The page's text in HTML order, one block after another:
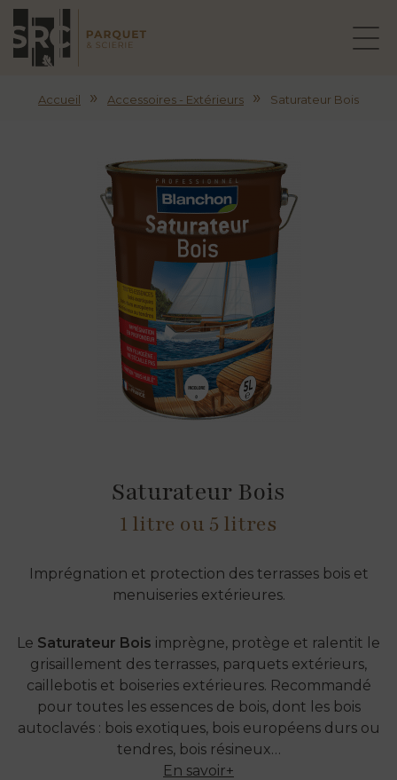
Accueil » Accessoires - Extérieurs » Saturateur Bois
Saturateur Bois
1 litre ou 5 litres
Imprégnation et protection des terrasses bois et
menuiseries extérieures.
Le Saturateur Bois imprègne, protège et ralentit le
grisaillement des terrasses, parquets extérieurs,
caillebotis et boiseries extérieures. Recommandé
pour toutes les essences de bois, dont les bois
autoclavés : bois exotiques, bois européens durs ou
tendres, bois résineux…
En savoir+